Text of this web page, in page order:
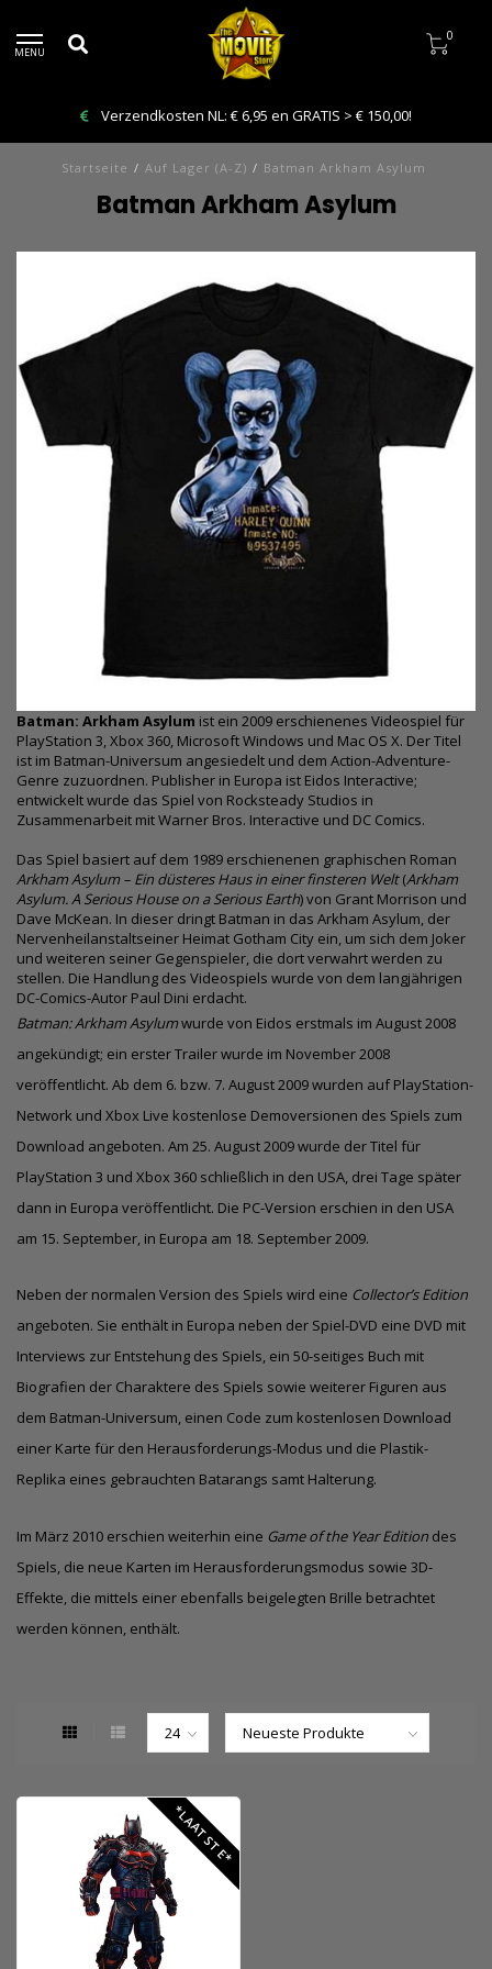
MENU
0
Verzendkosten NL: € 6,95 en GRATIS > € 150,00!
Startseite / Auf Lager (A-Z) / Batman Arkham Asylum
Batman Arkham Asylum
Batman: Arkham Asylum ist ein 2009 erschienenes Videospiel für
PlayStation 3, Xbox 360, Microsoft Windows und Mac OS X. Der Titel
ist im Batman-Universum angesiedelt und dem Action-Adventure-
Genre zuzuordnen. Publisher in Europa ist Eidos Interactive;
entwickelt wurde das Spiel von Rocksteady Studios in
Zusammenarbeit mit Warner Bros. Interactive und DC Comics.
Das Spiel basiert auf dem 1989 erschienenen graphischen Roman
Arkham Asylum – Ein düsteres Haus in einer finsteren Welt(Arkham
Asylum. A Serious House on a Serious Earth) von Grant Morrison und
Dave McKean. In dieser dringt Batman in das Arkham Asylum, der
Nervenheilanstaltseiner Heimat Gotham City ein, um sich dem Joker
und weiteren seiner Gegenspieler, die dort verwahrt werden zu
stellen. Die Handlung des Videospiels wurde von dem langjährigen
DC-Comics-Autor Paul Dini erdacht.
Batman: Arkham Asylumwurde von Eidos erstmals im August 2008
angekündigt; ein erster Trailer wurde im November 2008
veröffentlicht. Ab dem 6. bzw. 7. August 2009 wurden auf PlayStation-
Network und Xbox Live kostenlose Demoversionen des Spiels zum
Download angeboten. Am 25. August 2009 wurde der Titel für
PlayStation 3 und Xbox 360 schließlich in den USA, drei Tage später
dann in Europa veröffentlicht. Die PC-Version erschien in den USA
am 15. September, in Europa am 18. September 2009.
Neben der normalen Version des Spiels wird eine Collector’s Edition
angeboten. Sie enthält in Europa neben der Spiel-DVD eine DVD mit
Interviews zur Entstehung des Spiels, ein 50-seitiges Buch mit
Biografien der Charaktere des Spiels sowie weiterer Figuren aus
dem Batman-Universum, einen Code zum kostenlosen Download
einer Karte für den Herausforderungs-Modus und die Plastik-
Replika eines gebrauchten Batarangs samt Halterung.
Im März 2010 erschien weiterhin eine Game of the Year Edition des
Spiels, die neue Karten im Herausforderungsmodus sowie 3D-
Effekte, die mittels einer ebenfalls beigelegten Brille betrachtet
werden können, enthält.
*LAATSTE*